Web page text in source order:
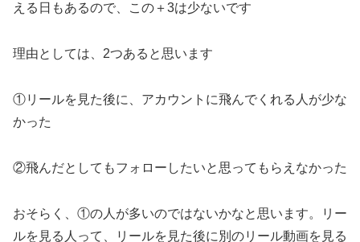
える日もあるので、この＋3は少ないです
理由としては、2つあると思います
①リールを見た後に、アカウントに飛んでくれる人が少な
かった
②飛んだとしてもフォローしたいと思ってもらえなかった
おそらく、①の人が多いのではないかなと思います。リー
ルを見る人って、リールを見た後に別のリール動画を見る